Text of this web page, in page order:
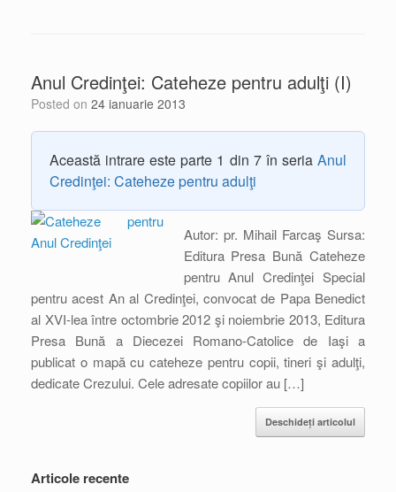
Anul Credinţei: Cateheze pentru adulţi (I)
Posted on 24 ianuarie 2013
Această intrare este parte 1 din 7 în seria Anul
Credinţei: Cateheze pentru adulţi
Autor: pr. Mihail Farcaş Sursa:
Editura Presa Bună Cateheze
pentru Anul Credinţei Special
pentru acest An al Credinţei, convocat de Papa Benedict
al XVI-lea între octombrie 2012 şi noiembrie 2013, Editura
Presa Bună a Diecezei Romano-Catolice de Iaşi a
publicat o mapă cu cateheze pentru copii, tineri şi adulţi,
dedicate Crezului. Cele adresate copiilor au […]
Deschideți articolul
Articole recente